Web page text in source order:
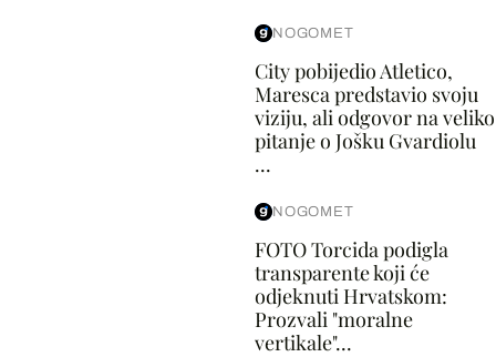
NOGOMET
City pobijedio Atletico,
Maresca predstavio svoju
viziju, ali odgovor na veliko
pitanje o Jošku Gvardiolu
...
NOGOMET
FOTO Torcida podigla
transparente koji će
odjeknuti Hrvatskom:
Prozvali "moralne
vertikale"...